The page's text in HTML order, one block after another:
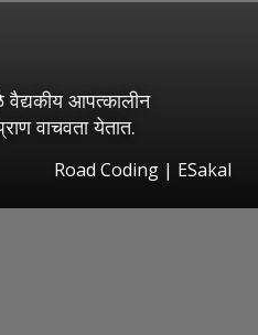
आपत्कालीन
वाचवता येतात.
Road Coding | ESakal